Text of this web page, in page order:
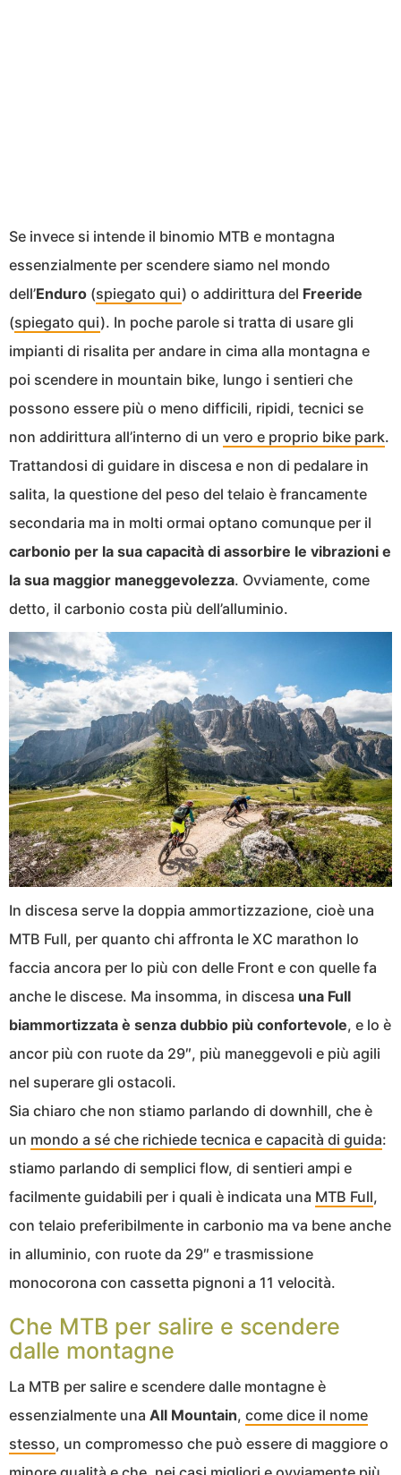
Se invece si intende il binomio MTB e montagna
essenzialmente per scendere siamo nel mondo
dell’Enduro (spiegato qui) o addirittura del Freeride
(spiegato qui). In poche parole si tratta di usare gli
impianti di risalita per andare in cima alla montagna e
poi scendere in mountain bike, lungo i sentieri che
possono essere più o meno difficili, ripidi, tecnici se
non addirittura all’interno di un vero e proprio bike park.
Trattandosi di guidare in discesa e non di pedalare in
salita, la questione del peso del telaio è francamente
secondaria ma in molti ormai optano comunque per il
carbonio per la sua capacità di assorbire le vibrazioni e
la sua maggior maneggevolezza. Ovviamente, come
detto, il carbonio costa più dell’alluminio.
In discesa serve la doppia ammortizzazione, cioè una
MTB Full, per quanto chi affronta le XC marathon lo
faccia ancora per lo più con delle Front e con quelle fa
anche le discese. Ma insomma, in discesa una Full
biammortizzata è senza dubbio più confortevole, e lo è
ancor più con ruote da 29″, più maneggevoli e più agili
nel superare gli ostacoli.
Sia chiaro che non stiamo parlando di downhill, che è
un mondo a sé che richiede tecnica e capacità di guida:
stiamo parlando di semplici flow, di sentieri ampi e
facilmente guidabili per i quali è indicata una MTB Full,
con telaio preferibilmente in carbonio ma va bene anche
in alluminio, con ruote da 29″ e trasmissione
monocorona con cassetta pignoni a 11 velocità.
Che MTB per salire e scendere
dalle montagne
La MTB per salire e scendere dalle montagne è
essenzialmente una All Mountain, come dice il nome
stesso, un compromesso che può essere di maggiore o